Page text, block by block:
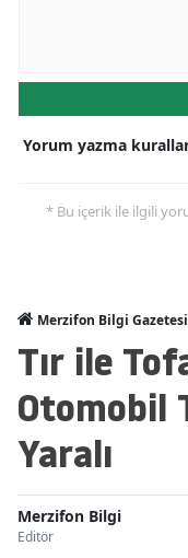
Yorum yazma
* Bu içerik ile ilgili
Merzifon Bilgi Gazetesi
Tır ile
Otomobil
Yaralı
Merzifon Bilgi
Editör